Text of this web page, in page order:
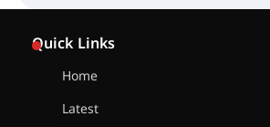
Quick Links
Home
Latest